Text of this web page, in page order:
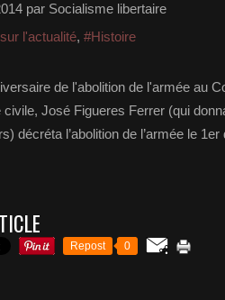
par Socialisme libertaire
l'actualité, #Histoire
de l'abolition de l'armée au
civile, José Figueres Ferrer (qui
décréta l’abolition de l’armée le
Repost 0